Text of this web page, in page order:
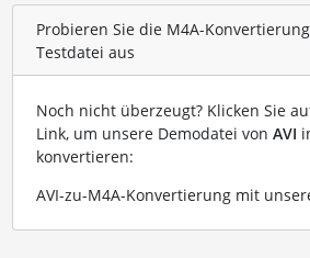
Probieren Sie die M4A-
Testdatei aus
Noch nicht überzeugt? Klicken Sie
Link, um unsere Demodatei von AVI
konvertieren:
AVI-zu-M4A-Konvertierung mit